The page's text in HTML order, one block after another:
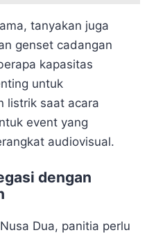
tanyakan juga
genset cadangan
kapasitas
untuk
listrik saat acara
event yang
audiovisual.
dengan
Dua, panitia perlu